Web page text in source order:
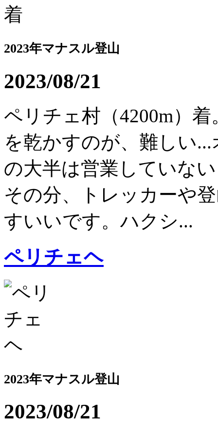
2023年マナスル登山
2023/08/21
ペリチェ村（4200m）
を乾かすのが、難しい
の大半は営業していな
その分、トレッカーや
すいいです。ハクシ...
ペリチェヘ
2023年マナスル登山
2023/08/21